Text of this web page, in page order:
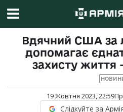
Вдячний США за
допомагає
захисту життя
19 Жовтня 2023, 22:59
Слідкуйте за